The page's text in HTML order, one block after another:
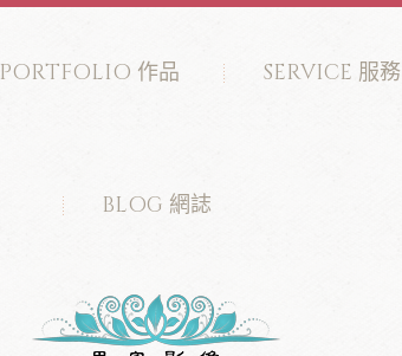
PORTFOLIO 作品 SERVICE 服務
BLOG 網誌